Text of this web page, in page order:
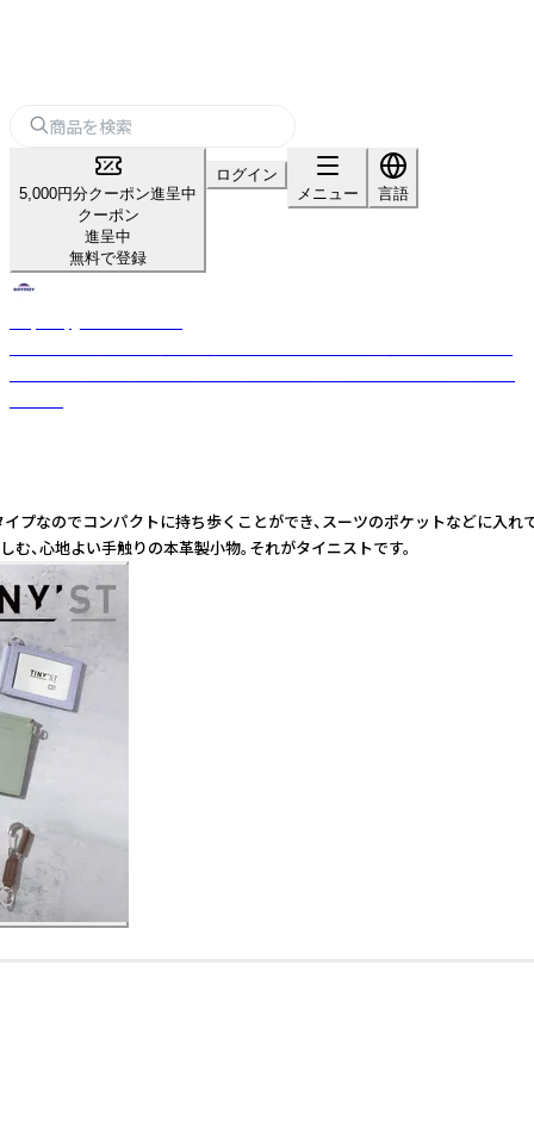
5,000円分クーポン進呈中
クーポン
進呈中
無料で登録
ログイン
メニュー
言語
でコンパクトに持ち歩くことができ、スーツのポケットなどに
、心地よい手触りの本革製小物。それがタイニストです。